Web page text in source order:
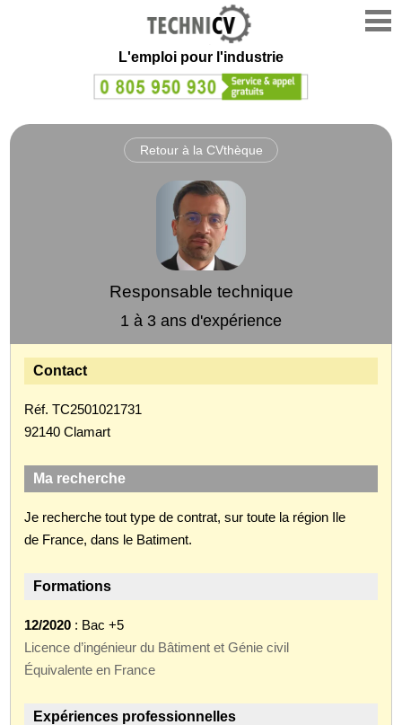
L'emploi pour l'industrie
Retour à la CVthèque
Responsable technique
1 à 3 ans d'expérience
Contact
Réf. TC2501021731
92140 Clamart
Ma recherche
Je recherche tout type de contrat, sur toute la région Ile
de France, dans le Batiment.
Formations
12/2020 : Bac +5
Licence d’ingénieur du Bâtiment et Génie civil
Équivalente en France
Expériences professionnelles